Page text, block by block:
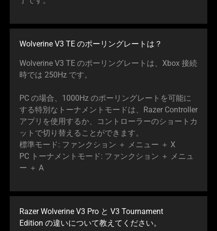
Wolverine V3 TE のポーリングレー トは ？
Wolverine V3 TE のポーリングレートは、Xbox 接続
時では 250Hz です。
PC の場合、1000Hz のポーリングレートを可能に
する特別なトーナメントモードは、Razer Controller
アプリを使用するか、コントローラーのショートカ
ットで切り替えることができ ます。
標準モード: ファンクション ＋ メニュー ＋ X
PC トーナメントモード: ファンクション ＋ メニュ
ー ＋ A
Razer Wolverine V3 Pro と V3 Tournament
Edition の違いについて教えてください。